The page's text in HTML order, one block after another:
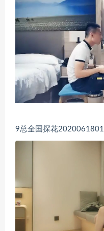
9总全国探花2020061801